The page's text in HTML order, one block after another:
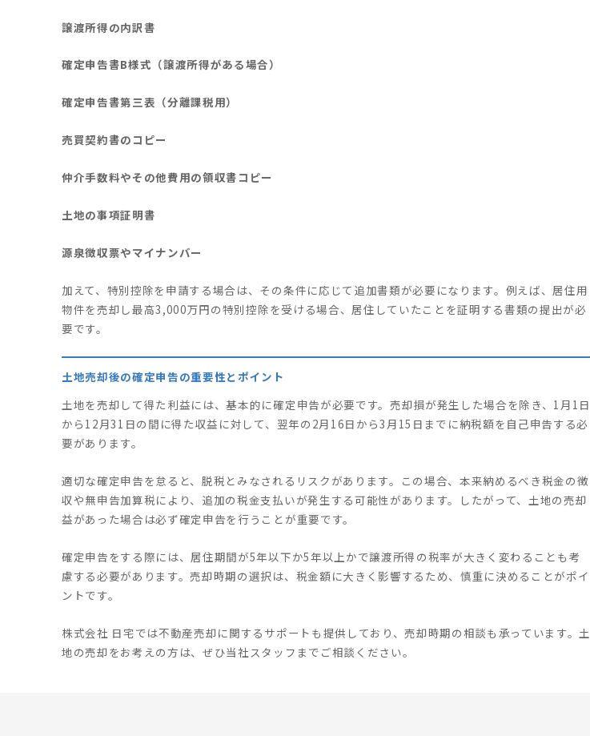
譲渡所得の内訳書
確定申告書B様式（譲渡所得がある場合）
確定申告書第三表（分離課税用）
売買契約書のコピー
仲介手数料やその他費用の領収書コピー
土地の事項証明書
源泉徴収票やマイナンバー
加えて、特別控除を申請する場合は、その条件に応じて追加書類が必要になります。例えば、居住用
物件を売却し最高3,000万円の特別控除を受ける場合、居住していたことを証明する書類の提出が必
要です。
土地売却後の確定申告の重要性とポイント
土地を売却して得た利益には、基本的に確定申告が必要です。売却損が発生した場合を除き、1月1日
から12月31日の間に得た収益に対して、翌年の2月16日から3月15日までに納税額を自己申告する必
要があります。
適切な確定申告を怠ると、脱税とみなされるリスクがあります。この場合、本来納めるべき税金の徴
収や無申告加算税により、追加の税金支払いが発生する可能性があります。したがって、土地の売却
益があった場合は必ず確定申告を行うことが重要です。
確定申告をする際には、居住期間が5年以下か5年以上かで譲渡所得の税率が大きく変わることも考
慮する必要があります。売却時期の選択は、税金額に大きく影響するため、慎重に決めることがポイ
ントです。
株式会社 日宅では不動産売却に関するサポートも提供しており、売却時期の相談も承っています。土
地の売却をお考えの方は、ぜひ当社スタッフまでご相談ください。